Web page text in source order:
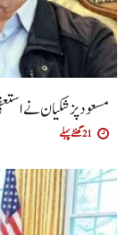
مسعود پزشکیان نے
21 گھنٹے پہلے